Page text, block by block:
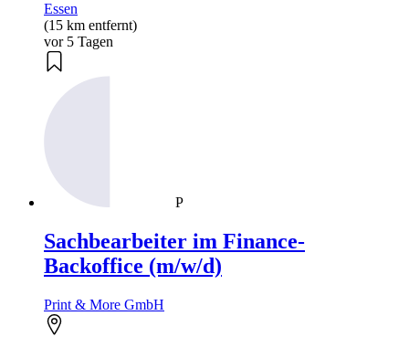
Essen
(15 km entfernt)
vor 5 Tagen
P
Sachbearbeiter im Finance-
Backoffice (m/w/d)
Print & More GmbH